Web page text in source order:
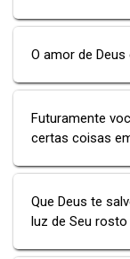
O amor de
Futuramente
certas coisas
Que Deus te
luz de Seu